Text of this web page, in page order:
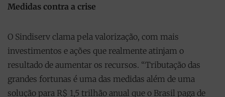
Medidas contra a crise
O Sindiserv clama pela valorização, com mais
investimentos e ações que realmente atinjam o
resultado de aumentar os recursos. “Tributação das
grandes fortunas é uma das medidas além de uma
solução para R$ 1,5 trilhão anual que o Brasil paga de